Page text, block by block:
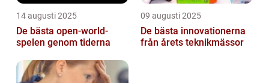
14 augusti 2025
De bästa open-world-
spelen genom tiderna
09 augusti 2025
De bästa innovationerna
från årets teknikmässor